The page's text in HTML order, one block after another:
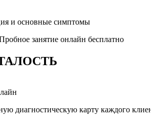
занятие онлайн бесплатно
диагностическую карту каждого